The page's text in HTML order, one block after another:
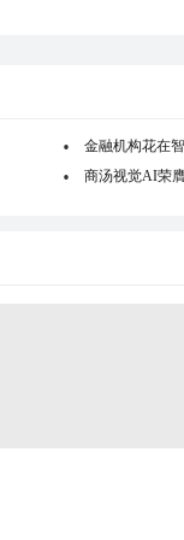
金融机构花在
商汤视觉AI荣